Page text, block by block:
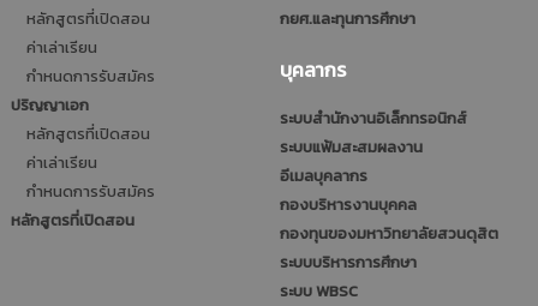
หลักสูตรที่เปิดสอน
ค่าเล่าเรียน
กำหนดการรับสมัคร
ปริญญาเอก
หลักสูตรที่เปิดสอน
ค่าเล่าเรียน
กำหนดการรับสมัคร
หลักสูตรที่เปิดสอน
กยศ.และทุนการศึกษา
บุคลากร
ระบบสำนักงานอิเล็กทรอนิกส์
ระบบแฟ้มสะสมผลงาน
อีเมลบุคลากร
กองบริหารงานบุคคล
กองทุนของมหาวิทยาลัยสวนดุสิต
ระบบบริหารการศึกษา
ระบบ WBSC